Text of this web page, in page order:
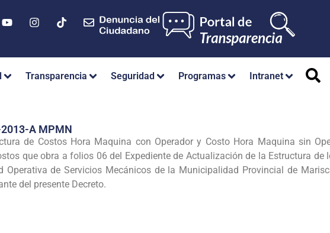
Transparencia Seguridad Programas Intranet
2013-A MPMN
de Costos Hora Maquina con Operador y Costo Hora Maquina sin
que obra a folios 06 del Expediente de Actualización de la Estructura de
de Servicios Mecánicos de la Municipalidad Provincial de
del presente Decreto.